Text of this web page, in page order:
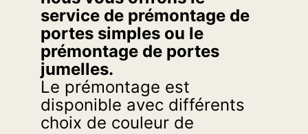
service de prémontage de
portes simples ou le
prémontage de portes
jumelles.
Le prémontage est
disponible avec différents
choix de couleur de